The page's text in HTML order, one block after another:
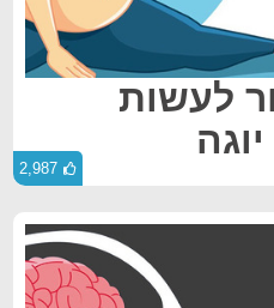
לעשות
2,987